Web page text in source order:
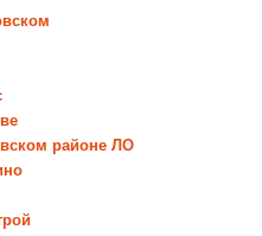
районе ЛО